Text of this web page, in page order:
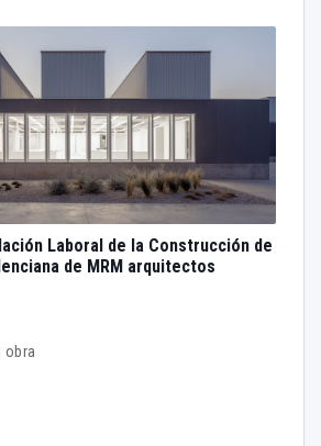
inmersivo, que el rojo bañara
el espacio.
Laboral de la Construcción de
de MRM arquitectos
obra